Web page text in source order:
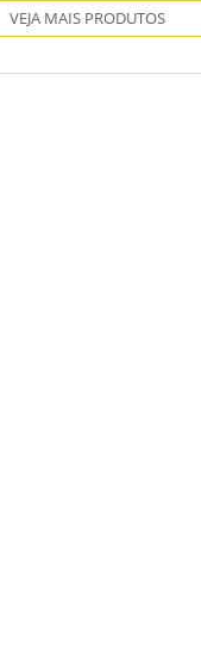
VEJA MAIS PRODUTOS